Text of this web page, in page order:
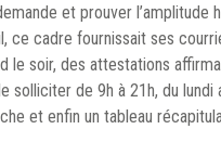
et prouver l’amplitude
ce cadre fournissait ses
le soir, des attestations
solliciter de 9h à 21h, du lundi
et enfin un tableau